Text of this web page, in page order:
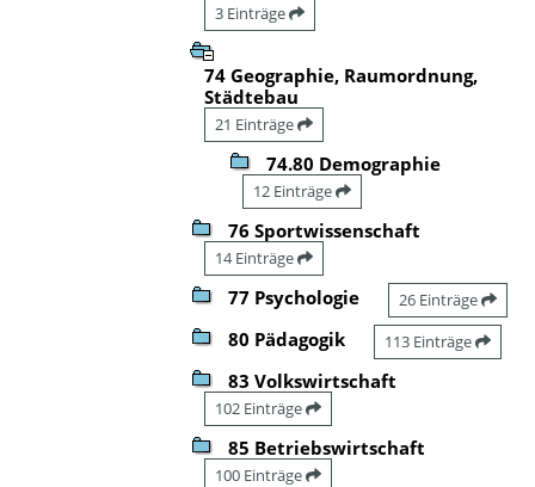
3 Einträge
74 Geographie, Raumordnung,
Städtebau
21 Einträge
74.80 Demographie
12 Einträge
76 Sportwissenschaft
14 Einträge
77 Psychologie 26 Einträge
80 Pädagogik 113 Einträge
83 Volkswirtschaft
102 Einträge
85 Betriebswirtschaft
100 Einträge